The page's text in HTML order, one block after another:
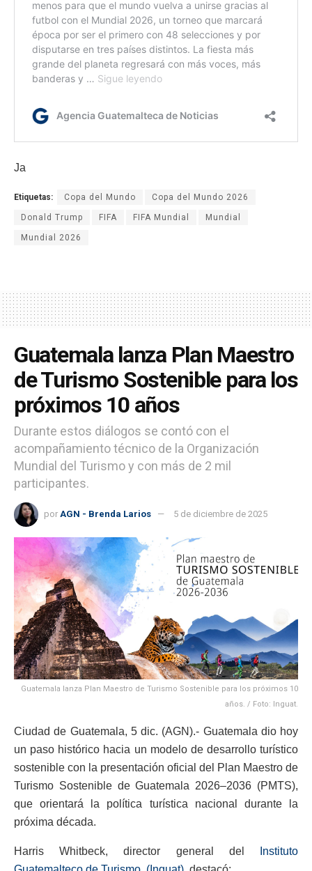
Ja
Etiquetas: Copa del Mundo Copa del Mundo 2026
Donald Trump FIFA FIFA Mundial Mundial
Mundial 2026
Guatemala lanza Plan Maestro
de Turismo Sostenible para los
próximos 10 años
Durante estos diálogos se contó con el
acompañamiento técnico de la Organización
Mundial del Turismo y con más de 2 mil
participantes.
por AGN - Brenda Larios 5 de diciembre de 2025
Guatemala lanza Plan Maestro de Turismo Sostenible para los próximos 10
años. / Foto: Inguat.
Ciudad de Guatemala, 5 dic. (AGN).- Guatemala dio hoy
un paso histórico hacia un modelo de desarrollo turístico
sostenible con la presentación oficial del Plan Maestro de
Turismo Sostenible de Guatemala 2026–2036 (PMTS),
que orientará la política turística nacional durante la
próxima década.
Harris Whitbeck, director general del
Instituto